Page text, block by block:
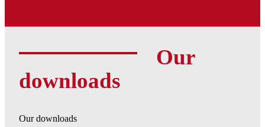
Our
downloads
Our downloads